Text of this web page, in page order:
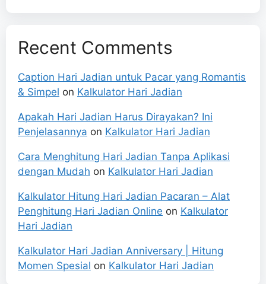
Recent Comments
Caption Hari Jadian untuk Pacar yang Romantis
& Simpel on Kalkulator Hari Jadian
Apakah Hari Jadian Harus Dirayakan? Ini
Penjelasannya on Kalkulator Hari Jadian
Cara Menghitung Hari Jadian Tanpa Aplikasi
dengan Mudah on Kalkulator Hari Jadian
Kalkulator Hitung Hari Jadian Pacaran – Alat
Penghitung Hari Jadian Online on Kalkulator
Hari Jadian
Kalkulator Hari Jadian Anniversary | Hitung
Momen Spesial on Kalkulator Hari Jadian